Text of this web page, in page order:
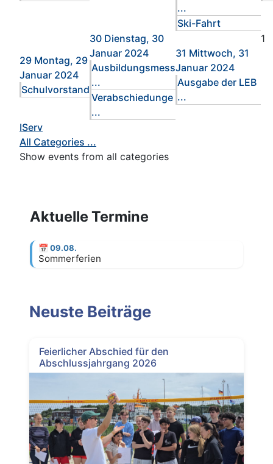
...
Ski-Fahrt
29 Montag, 29
Januar 2024
Schulvorstand
30 Dienstag, 30
Januar 2024
Ausbildungsmess
...
Verabschiedunge
...
31 Mittwoch, 31
Januar 2024
Ausgabe der LEB
...
1
IServ
All Categories ...
Show events from all categories
Aktuelle Termine
📅 09.08.
Sommerferien
Neuste Beiträge
Feierlicher Abschied für den
Abschlussjahrgang 2026